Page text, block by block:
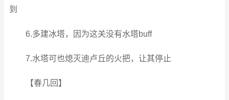
到
6.多建冰塔，因为这关没有水塔buff
7.水塔可也熄灭迪卢丘的火把，让其停止
【春几回】